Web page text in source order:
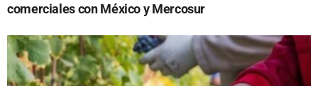
comerciales con México y Mercosur